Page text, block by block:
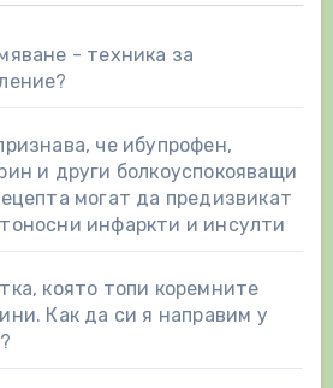
- техника за
че ибупрофен,
и други болкоуспокояващи
могат да предизвикат
инфаркти и инсулти
която топи коремните
Как да си я направим у